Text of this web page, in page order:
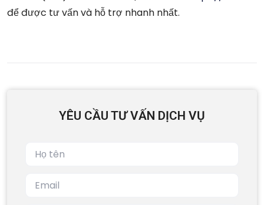
để được tư vấn và hỗ trợ nhanh nhất.
YÊU CẦU TƯ VẤN DỊCH VỤ